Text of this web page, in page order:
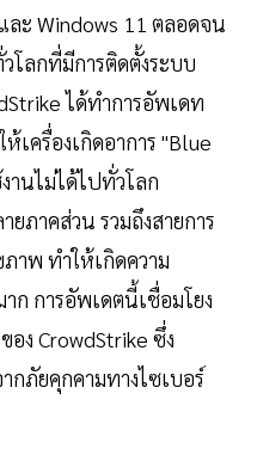
ะ Windows 11 ตลอดจน
โลกที่มีการติดตั้งระบบ
ได้ทำการอัพเดท
ครื่องเกิดอาการ "Blue
านไม่ได้ไปทั่วโลก
ภาคส่วน รวมถึงสายการ
าพ ทำให้เกิดความ
ก การอัพเดตนี้เชื่อมโยง
ง CrowdStrike ซึ่ง
ภัยคุกคามทางไซเบอร์